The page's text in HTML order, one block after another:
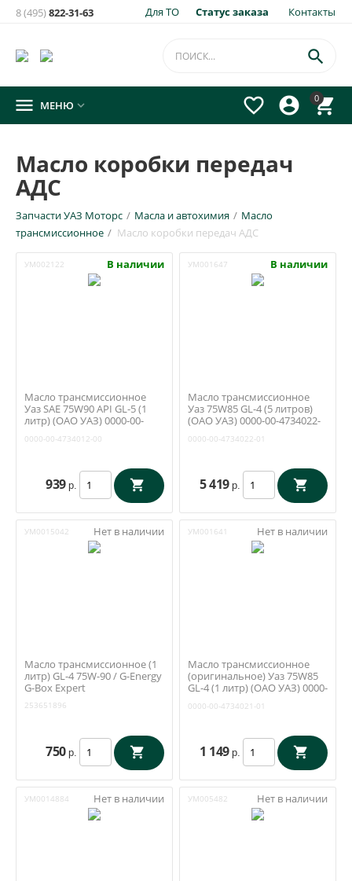
Для ТО Статус заказа Контакты
8 (495)822-31-63
0




 МЕНЮ 
Масло коробки передач
АДС
Запчасти УАЗ Моторс / Масла и автохимия / Масло
трансмиссионное / Масло коробки передач АДС
УМ002122 В наличии
Масло трансмиссионное
Уаз SAE 75W90 API GL-5 (1
литр) (ОАО УАЗ) 0000-00-
0000-00-4734012-00
939 р.
УМ001647 В наличии
Масло трансмиссионное
Уаз 75W85 GL-4 (5 литров)
(ОАО УАЗ) 0000-00-4734022-
0000-00-4734022-01
5 419 р.
УМ0015042 Нет в наличии
Масло трансмиссионное (1
литр) GL-4 75W-90 / G-Energy
G-Box Expert
253651896
750 р.
УМ001641 Нет в наличии
Масло трансмиссионное
(оригинальное) Уаз 75W85
GL-4 (1 литр) (ОАО УАЗ) 0000-
0000-00-4734021-01
1 149 р.
УМ0014884 Нет в наличии УМ005482 Нет в наличии